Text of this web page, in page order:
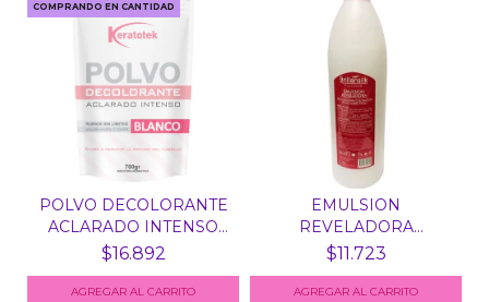
COMPRANDO EN CANTIDAD
POLVO DECOLORANTE
ACLARADO INTENSO
KERAT...
$16.892
EMULSION
REVELADORA
BRILLANSILK
$11.723